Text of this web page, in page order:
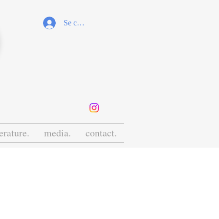
Se connecter
media. contact.